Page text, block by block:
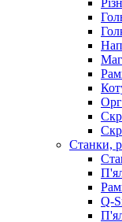
Станки,
Q-